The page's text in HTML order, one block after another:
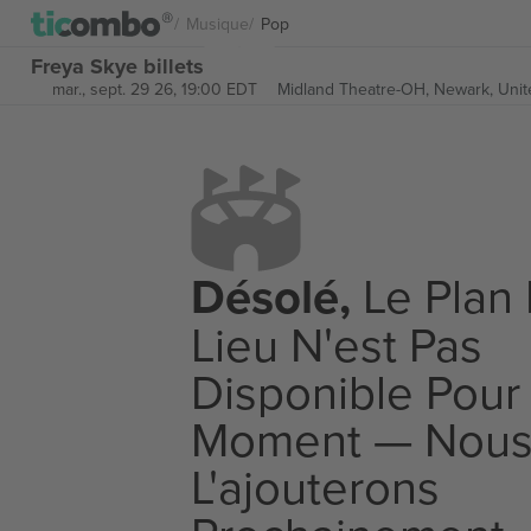
Musique Pop
Freya Skye billets
mar., sept. 29 26, 19:00 EDT Midland Theatre-OH, Newark,
Désolé, Le Plan
Lieu N'est Pas
Disponible Pour
Moment — Nous
L'ajouterons